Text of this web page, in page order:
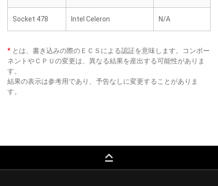
Socket 478 Intel Celeron N/A
* とは、書き込みの際のＥＣＳによる認証を意味します。コンポー
ネントやＣＰＵの変更は、異なる結果を産出する可能性がありま
す。
結果の表示は参考用であり、予告なしに変更することがありま
す。
keyboard_capslock